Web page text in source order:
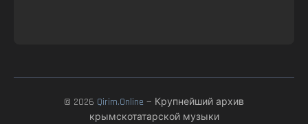
© 2026 Qirim.Online — Крупнейший архив
крымскотатарской музыки